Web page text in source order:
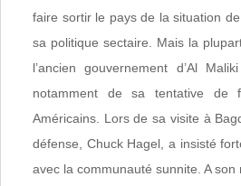
faire sortir le pays de la situation
sa politique sectaire. Mais la
l’ancien gouvernement d’Al
notamment de sa tentative de
Américains. Lors de sa visite à
défense, Chuck Hagel, a insisté
avec la communauté sunnite. A